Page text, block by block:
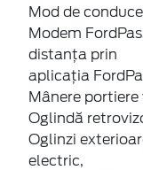
Mod de
Modem
distanța prin
aplicația
Mânere
Oglindă
Oglinzi
electric,